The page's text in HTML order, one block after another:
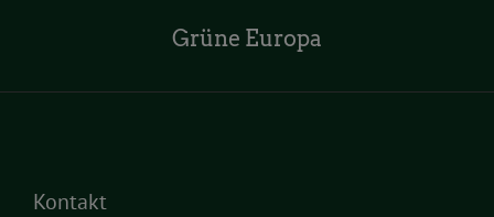
Grüne Europa
Kontakt